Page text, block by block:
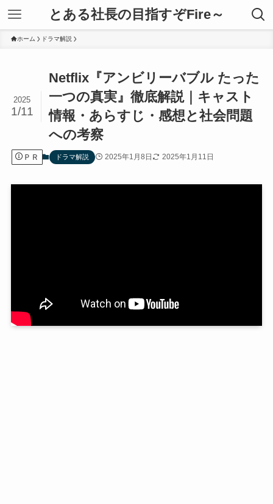
とある社長の目指すぞFire～
ホーム ドラマ解説
Netflix『アンビリーバブル たった
一つの真実』徹底解説｜キャスト
情報・あらすじ・感想と社会問題
への考察
2025
1/11
ＰＲ ドラマ解説 2025年1月8日 2025年1月11日